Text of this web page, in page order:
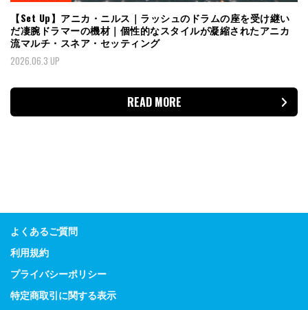
【Set Up】アニカ・ニルス｜ラッシュのドラムの座を受け継い
だ凄腕ドラマーの機材｜個性的なスタイルが凝縮されたアニカ
流マルチ・スネア・セッティング
2026.06.3 UP
READ MORE
よくあるご質問
利用規約
プライバシーポリシー
特定商取引に関する表示